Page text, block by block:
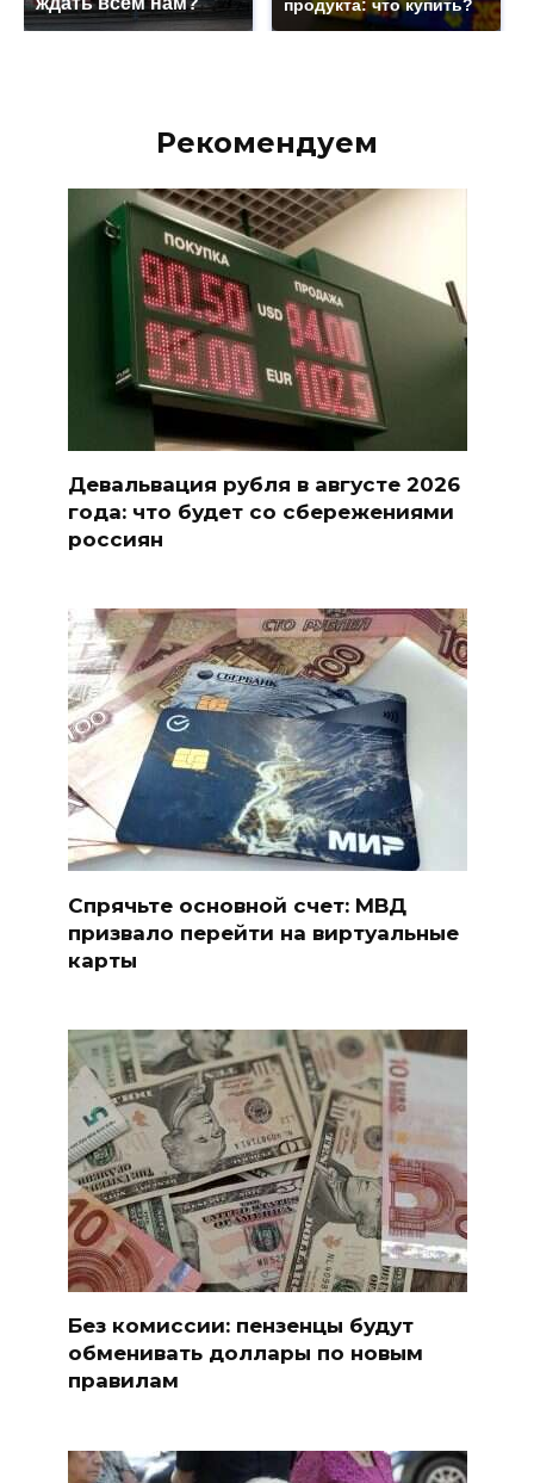
продукта: что купить?
Рекомендуем
Девальвация рубля в августе 2026
года: что будет со сбережениями
россиян
Спрячьте основной счет: МВД
призвало перейти на виртуальные
карты
Без комиссии: пензенцы будут
обменивать доллары по новым
правилам